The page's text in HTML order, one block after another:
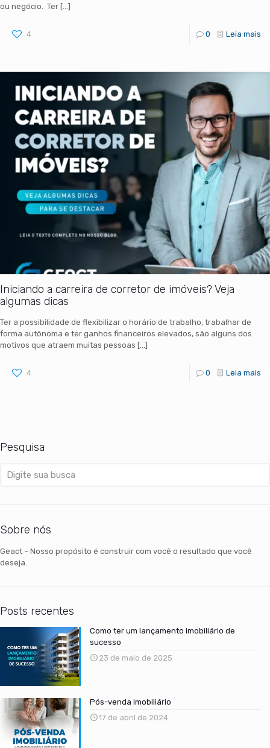
ou negócio. Ter […]
4 0 Leia mais
Iniciando a carreira de corretor de imóveis? Veja
algumas dicas
Ter a possibilidade de flexibilizar o horário de trabalho, trabalhar de
forma autônoma e ter ganhos financeiros elevados, são alguns dos
motivos que atraem muitas pessoas […]
4 0 Leia mais
Pesquisa
Sobre nós
Geact – Nosso propósito é construir com você o resultado que você
deseja.
Posts recentes
Como ter um lançamento imobiliário de
sucesso
23 de maio de 2025
Pós-venda imobiliário
17 de abril de 2024